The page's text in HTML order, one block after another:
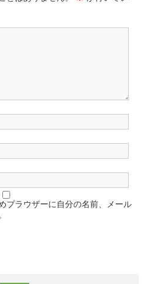
ブラウザーに自分の名前、メール